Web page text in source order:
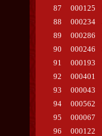
87
000125
88
000234
89
000286
90
000246
91
000193
92
000401
93
000043
94
000562
95
000067
96
000122